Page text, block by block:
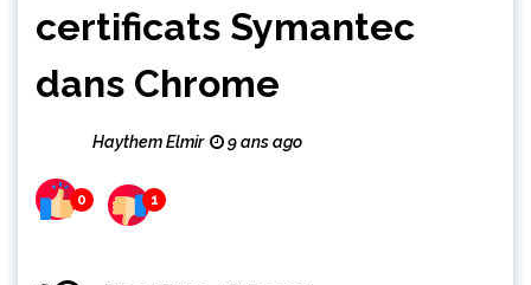
certificats Symantec
dans Chrome
Haythem Elmir 9 ans ago
0 1